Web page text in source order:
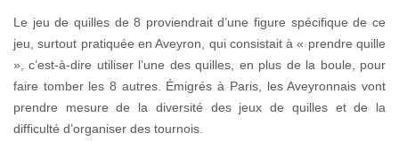
Le jeu de quilles de 8 proviendrait d’une figure spécifique de ce
jeu, surtout pratiquée en Aveyron, qui consistait à « prendre quille
», c’est-à-dire utiliser l’une des quilles, en plus de la boule, pour
faire tomber les 8 autres. Émigrés à Paris, les Aveyronnais vont
prendre mesure de la diversité des jeux de quilles et de la
difficulté d’organiser des tournois.